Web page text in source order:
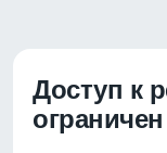
Доступ к
ограничен